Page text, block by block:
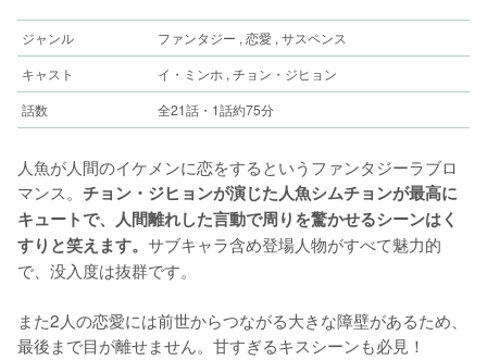
ジャンル
ファンタジー , 恋愛 , サスペンス
キャスト
イ・ミンホ , チョン・ジヒョン
話数
全21話・1話約75分
人魚が人間のイケメンに恋をするというファンタジーラブロ
マンス。 チョン・ジヒョンが演じた人魚シムチョンが最高に
キュートで、人間離れした言動で周りを驚かせるシーンはく
すりと笑えます。 サブキャラ含め登場人物がすべて魅力的
で、没入度は抜群です。
また2人の恋愛には前世からつながる大きな障壁があるため、
最後まで目が離せません。甘すぎるキスシーンも必見！